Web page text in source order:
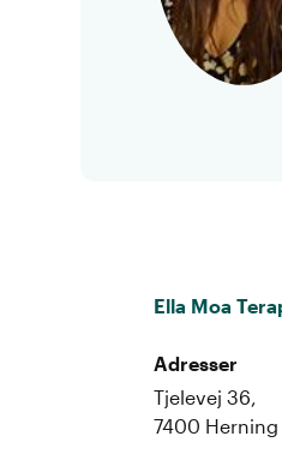
Ella Moa
Adresser
Tjelevej 36,
7400 Herning